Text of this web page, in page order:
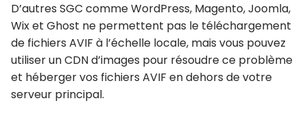
D’autres SGC comme WordPress, Magento, Joomla,
Wix et Ghost ne permettent pas le téléchargement
de fichiers AVIF à l’échelle locale, mais vous pouvez
utiliser un CDN d’images pour résoudre ce problème
et héberger vos fichiers AVIF en dehors de votre
serveur principal.